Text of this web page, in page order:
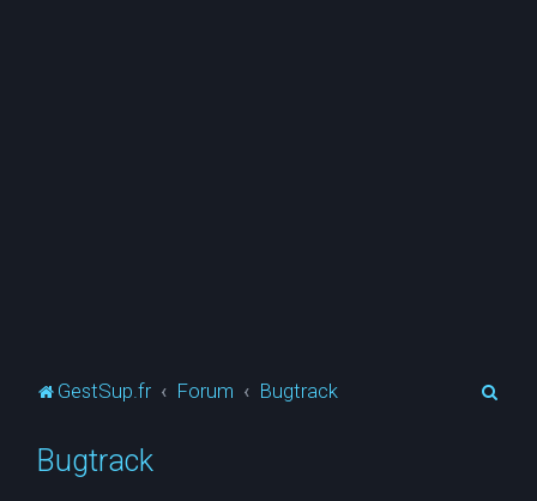
GestSup.fr Forum Bugtrack
Bugtrack